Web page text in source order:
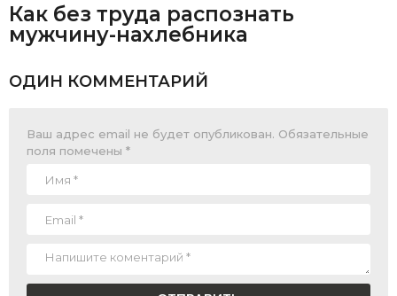
Как без труда распознать
мужчину-нахлебника
ОДИН КОММЕНТАРИЙ
Ваш адрес email не будет опубликован. Обязательные
поля помечены *